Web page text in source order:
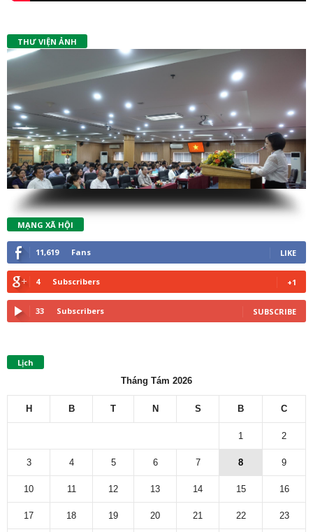
THƯ VIỆN ẢNH
MẠNG XÃ HỘI
11,619 Fans LIKE
4 Subscribers +1
33 Subscribers SUBSCRIBE
Lịch
Tháng Tám 2026
H B T N S B C
1 2
3 4 5 6 7 8 9
10 11 12 13 14 15 16
17 18 19 20 21 22 23